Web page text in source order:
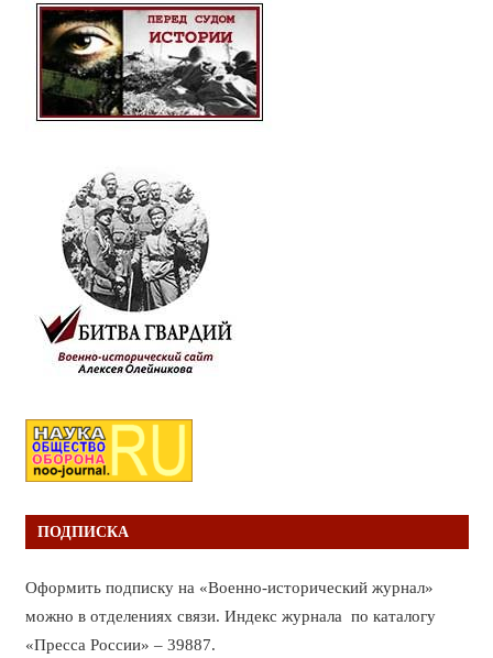
ПОДПИСКА
Оформить подписку на «Военно-исторический журнал»
можно в отделениях связи. Индекс журнала по каталогу
«Пресса России» – 39887.